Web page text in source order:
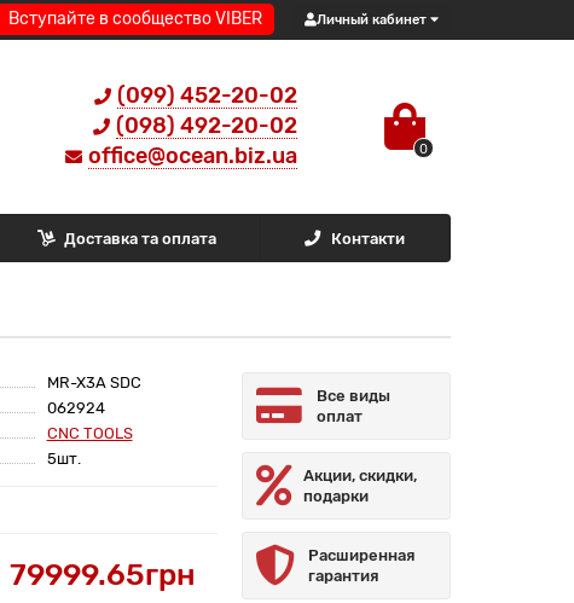
Вступайте в сообщество VIBER Личный кабинет
(099) 452-20-02
(098) 492-20-02
office@ocean.biz.ua
0
Доставка та оплата Контакти
MR-X3A SDC
062924
CNC TOOLS
5шт.
79999.65грн
Все виды
оплат
Акции, скидки,
подарки
Расширенная
гарантия